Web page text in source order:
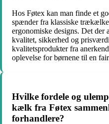
Hos Føtex kan man finde et
spænder fra klassiske
ergonomiske designs. Det der
kvalitet, sikkerhed og
kvalitetsprodukter fra
oplevelse for børnene til en
Hvilke fordele og
kælk fra Føtex
forhandlere?